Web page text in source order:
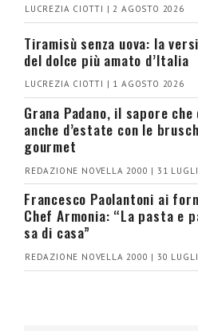
LUCREZIA CIOTTI | 2 AGOSTO 2026
Tiramisù senza uova: la
del dolce più amato d’Italia
LUCREZIA CIOTTI | 1 AGOSTO 2026
Grana Padano, il sapore
anche d’estate con le
gourmet
REDAZIONE NOVELLA 2000 | 31
Francesco Paolantoni ai
Chef Armonia: “La pasta e
sa di casa”
REDAZIONE NOVELLA 2000 | 30